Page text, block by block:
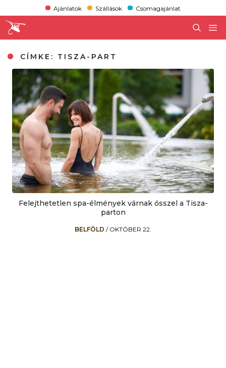
Ajánlatok Szállások Csomagajánlat
CÍMKE: TISZA-PART
Felejthetetlen spa-élmények várnak ősszel a Tisza-
parton
BELFÖLD / OKTÓBER 22.